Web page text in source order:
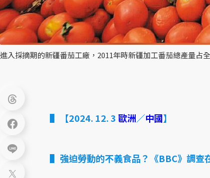
進入採摘期的新疆番茄工廠，2011年時新疆加工番茄總產量占
【2024. 12. 3 歐洲／中國】
強迫勞動的不義食品？《BBC》調查